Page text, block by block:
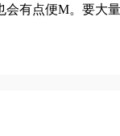
有点便M。要大